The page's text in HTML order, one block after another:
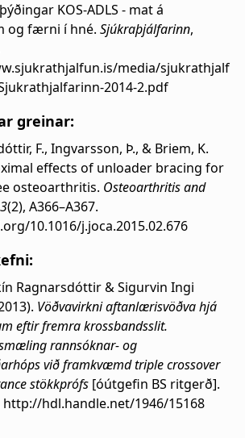
KOS-ADLS - mat á
og færni í hné. Sjúkraþjálfarinn,
media/sjukrathjalf
2014-2.pdf
greinar:
F., Ingvarsson, Þ., & Briem, K.
effects of unloader bracing for
osteoarthritis. Osteoarthritis and
(2), A366–A367.
10.1016/j.joca.2015.02.676
Ragnarsdóttir & Sigurvin Ingi
Vöðvavirkni aftanlærisvöðva hjá
eftir fremra krossbandsslit.
rannsóknar- og
við framkvæmd triple crossover
stökkprófs [óútgefin BS ritgerð].
http://hdl.handle.net/1946/15168